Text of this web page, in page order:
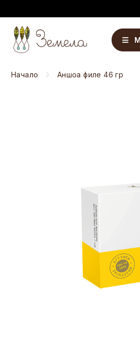
Начало Аншоа филе 46 гр